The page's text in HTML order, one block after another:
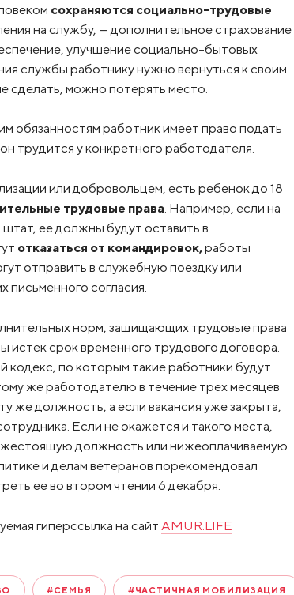
сохраняются социально-трудовые
на службу, — дополнительное страхование
улучшение социально-бытовых
службы работнику нужно вернуться к своим
сделать, можно потерять место.
обязанностям работник имеет право подать
трудится у конкретного работодателя.
или добровольцем, есть ребенок до 18
трудовые права. Например, если на
ее должны будут оставить в
отказаться от командировок,работы
отправить в служебную поездку или
письменного согласия.
норм, защищающих трудовые права
истек срок временного трудового договора.
кодекс, по которым такие работники будут
же работодателю в течение трех месяцев
должность, а если вакансия уже закрыта,
Если не окажется и такого места,
должность или нижеоплачиваемую
и делам ветеранов порекомендовал
ее во втором чтении 6 декабря.
гиперссылка на сайт AMUR.LIFE
#СЕМЬЯ #ЧАСТИЧНАЯ МОБИЛИЗАЦИЯ